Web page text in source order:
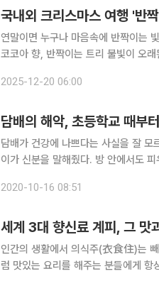
국내외 크리스마스 여행 '반
연말이면 누구나 마음속에 반짝이는
코코아 향, 반짝이는 트리 불빛이 오
유럽의 크리스마스 마켓은 차가운 겨
2025-12-20 06:00
담배의 해악, 초등학교 때부
담배가 건강에 나쁘다는 사실을 잘 모
이가 신분을 말해줬다. 방 안에서도
부분 밝혀졌다. 흡연자가 없어질 만도
2020-10-16 08:51
세계 3대 향신료 계피, 그 맛
인간의 생활에서 의식주(衣食住)는
럼 맛있는 요리를 해주는 분들에게 항상 감사함을 잊